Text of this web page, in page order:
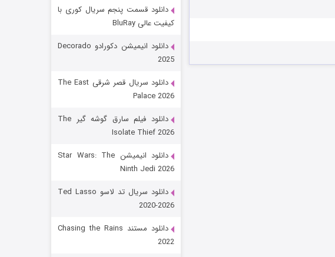
رویایی برای تو
قسمت ۱۵ (دوبله)
دانلود قسمت پنجم سریال کوری با
کیفیت عالی BluRay
دانلود انیمیشن دکورادو Decorado
2025
دانلود سریال قصر شرقی The East
Palace 2026
دانلود فیلم سارق گوشه گیر The
Isolate Thief 2026
دانلود انیمیشن Star Wars: The
Ninth Jedi 2026
دانلود سریال تد لاسو Ted Lasso
2020-2026
دانلود مستند Chasing the Rains
2022